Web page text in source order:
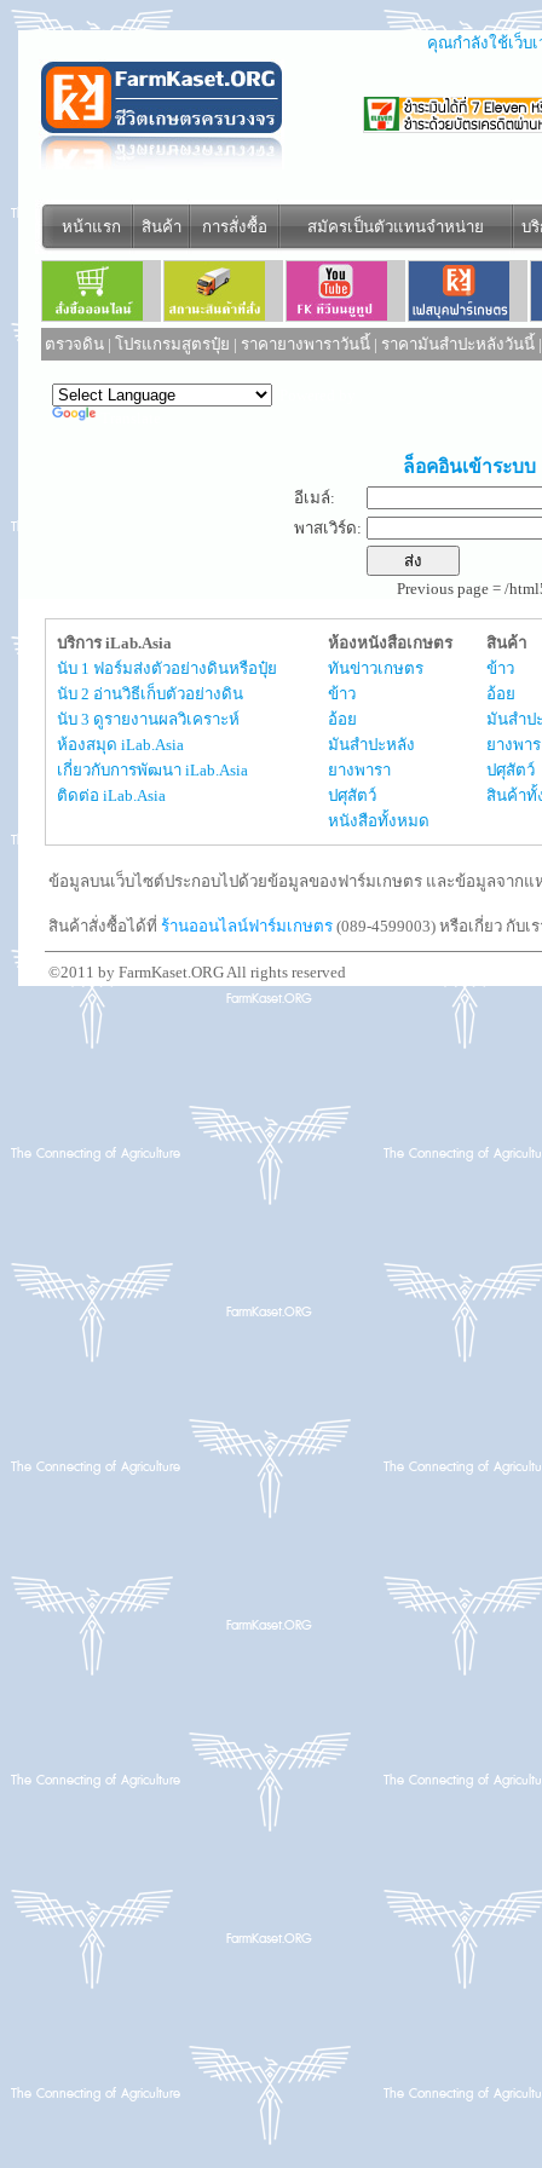
คุณกำลังใช้เว็บ
หน้าแรก สินค้า การสั่งซื้อ สมัครเป็นตัวแทนจำหน่าย บ
ตรวจดิน | โปรแกรมสูตรปุ๋ย | ราคายางพาราวันนี้ | ราคามันสำปะหลังวันนี้
ล็อคอินเข้าระบบ
อีเมล์:
พาสเวิร์ด:
Previous page = /
บริการ iLab.Asia
นับ 1 ฟอร์มส่งตัวอย่างดินหรือปุ๋ย
นับ 2 อ่านวิธีเก็บตัวอย่างดิน
นับ 3 ดูรายงานผลวิเคราะห์
ห้องสมุด iLab.Asia
เกี่ยวกับการพัฒนา iLab.Asia
ติดต่อ iLab.Asia
ห้องหนังสือเกษตร
ทันข่าวเกษตร
ข้าว
อ้อย
มันสำปะหลัง
ยางพารา
ปศุสัตว์
หนังสือทั้งหมด
สินค้า
ข้าว
อ้อย
มันสำป
ยางพา
ปศุสัตว์
สินค้าทั้
ข้อมูลบนเว็บไซต์ประกอบไปด้วยข้อมูลของฟาร์มเกษตร และข้อมูลจาก
สินค้าสั่งซื้อได้ที่ ร้านออนไลน์ฟาร์มเกษตร (089-4599003) หรือเกี่ยว กับเ
©2011 by FarmKaset.ORG All rights reserved